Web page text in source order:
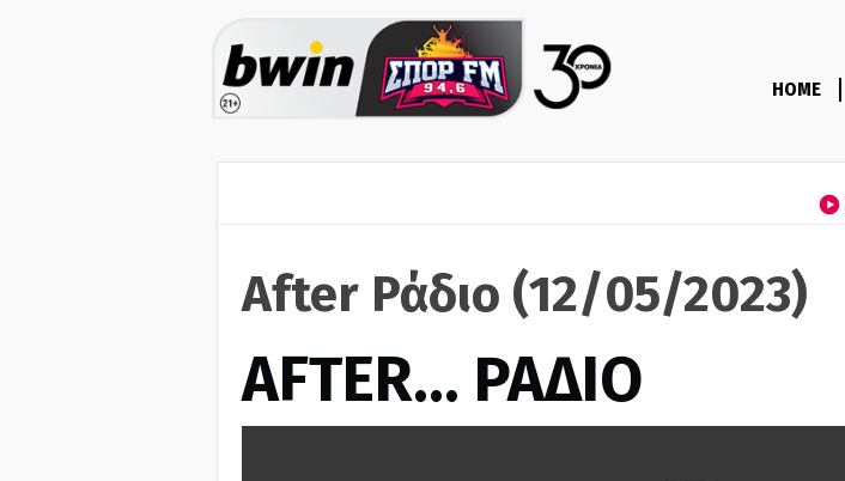
HOME
After Ράδιο (12/05/2023)
AFTER… ΡΑΔΙΟ